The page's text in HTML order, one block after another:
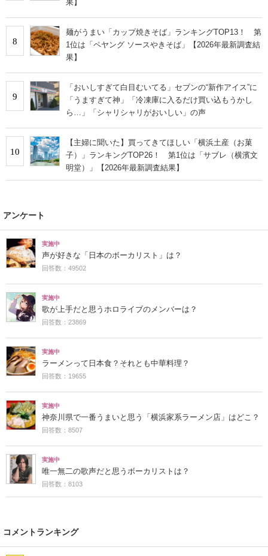
果】
8
麺がうまい「カップ焼きそば」ランキングTOP13！ 第
1位は「ペヤング ソースやきそば」【2026年最新調査結
果】
9
「おいしすぎて白目むいてる」セブンの“新作アイス”に
「うますぎて神」「冷凍庫に入るだけ買い込もうかし
ら…」「シャリシャリがおいしい」の声
10
【主婦に聞いた】買ってきてほしい「横浜土産（お菓
子）」ランキングTOP26！ 第1位は「サブレ（横濱文
明堂）」【2026年最新調査結果】
アンケート
実施中
声が好きな「日本のボーカリスト」は？
回答数：49502
実施中
歌が上手だと思うホロライブのメンバーは？
回答数：23869
実施中
ラーメンって日本食？それとも中華料理？
回答数：19655
実施中
神奈川県で一番うまいと思う「横浜家系ラーメン店」はどこ？
回答数：8507
実施中
唯一無二の歌声だと思うボーカリストは？
回答数：8103
コメントランキング